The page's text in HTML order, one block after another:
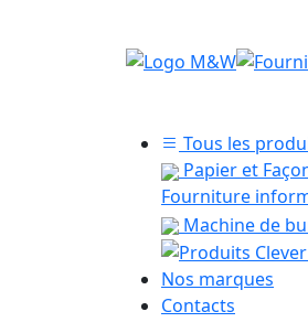
Tous les
Papier et
Fourniture
Machine de
Nos marques
Contacts